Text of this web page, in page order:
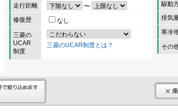
走行距離
〜
修復歴
なし
三菱の
UCAR
制度
三菱のUCAR制度とは？
駆動
排気
寒冷
その